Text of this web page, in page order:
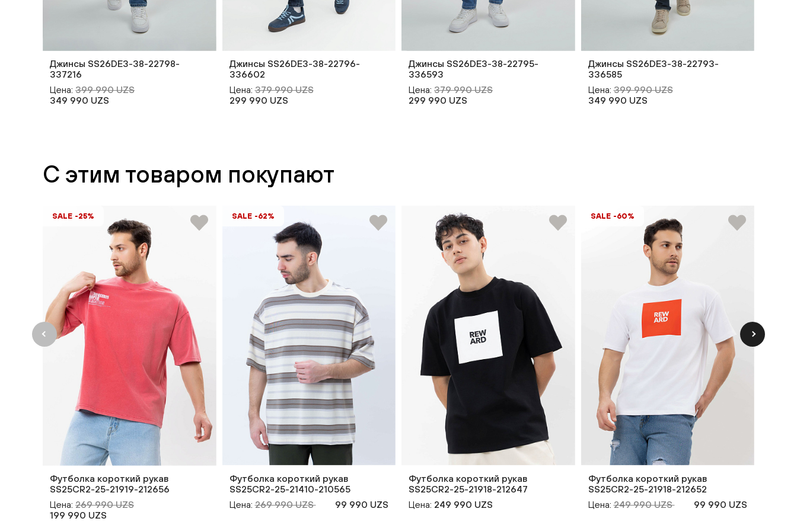
Джинсы SS26DE3-38-22798-
337216
Цена: 399 990 UZS
349 990 UZS
Джинсы SS26DE3-38-22796-
336602
Цена: 379 990 UZS
299 990 UZS
Джинсы SS26DE3-38-22795-
336593
Цена: 379 990 UZS
299 990 UZS
Джинсы SS26DE3-38-22793-
336585
Цена: 399 990 UZS
349 990 UZS
С этим товаром покупают
SALE -25%
Футболка короткий рукав
SS25CR2-25-21919-212656
Цена: 269 990 UZS
199 990 UZS
SALE -62%
Футболка короткий рукав
SS25CR2-25-21410-210565
Цена: 269 990 UZS 99 990 UZS
Футболка короткий рукав
SS25CR2-25-21918-212647
Цена: 249 990 UZS
SALE -60%
Футболка короткий рукав
SS25CR2-25-21918-212652
Цена: 249 990 UZS 99 990 UZS